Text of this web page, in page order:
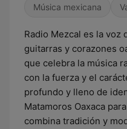
Música mexicana
Radio Mezcal es la voz
guitarras y corazones
que celebra la música
con la fuerza y el
profundo y lleno de
Matamoros Oaxaca
combina tradición y